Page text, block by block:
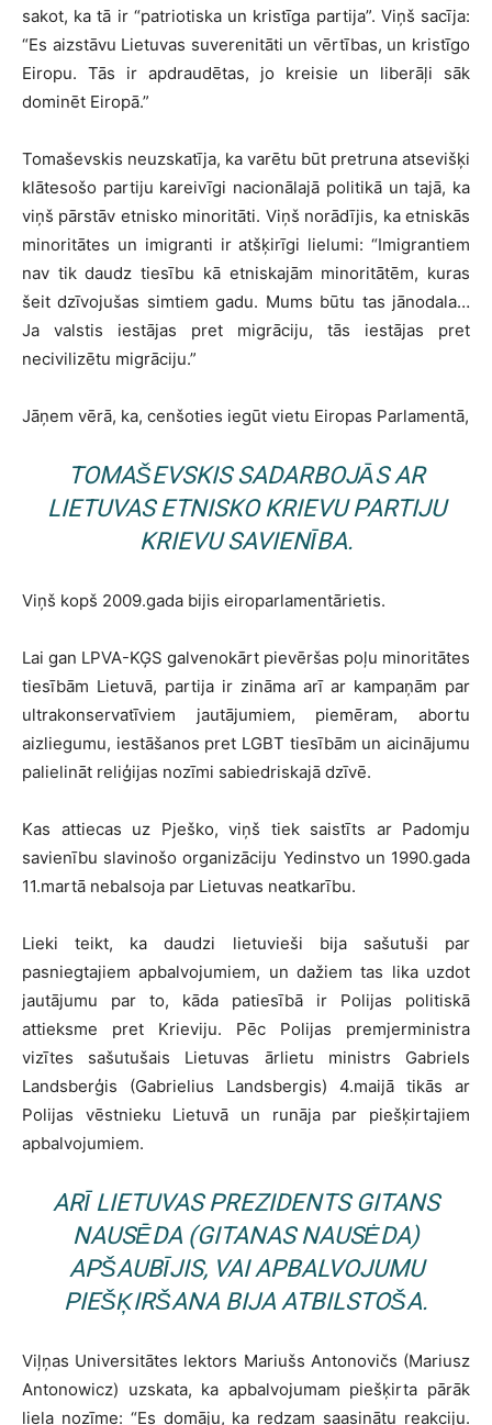
sakot, ka tā ir “patriotiska un kristīga partija”. Viņš sacīja:
“Es aizstāvu Lietuvas suverenitāti un vērtības, un kristīgo
Eiropu. Tās ir apdraudētas, jo kreisie un liberāļi sāk
dominēt Eiropā.”
Tomaševskis neuzskatīja, ka varētu būt pretruna atsevišķi
klātesošo partiju kareivīgi nacionālajā politikā un tajā, ka
viņš pārstāv etnisko minoritāti. Viņš norādījis, ka etniskās
minoritātes un imigranti ir atšķirīgi lielumi: “Imigrantiem
nav tik daudz tiesību kā etniskajām minoritātēm, kuras
šeit dzīvojušas simtiem gadu. Mums būtu tas jānodala…
Ja valstis iestājas pret migrāciju, tās iestājas pret
necivilizētu migrāciju.”
Jāņem vērā, ka, cenšoties iegūt vietu Eiropas Parlamentā,
TOMAŠEVSKIS SADARBOJĀS AR
LIETUVAS ETNISKO KRIEVU PARTIJU
KRIEVU SAVIENĪBA.
Viņš kopš 2009.gada bijis eiroparlamentārietis.
Lai gan LPVA-KĢS galvenokārt pievēršas poļu minoritātes
tiesībām Lietuvā, partija ir zināma arī ar kampaņām par
ultrakonservatīviem jautājumiem, piemēram, abortu
aizliegumu, iestāšanos pret LGBT tiesībām un aicinājumu
palielināt reliģijas nozīmi sabiedriskajā dzīvē.
Kas attiecas uz Pješko, viņš tiek saistīts ar Padomju
savienību slavinošo organizāciju Yedinstvo un 1990.gada
11.martā nebalsoja par Lietuvas neatkarību.
Lieki teikt, ka daudzi lietuvieši bija sašutuši par
pasniegtajiem apbalvojumiem, un dažiem tas lika uzdot
jautājumu par to, kāda patiesībā ir Polijas politiskā
attieksme pret Krieviju. Pēc Polijas premjerministra
vizītes sašutušais Lietuvas ārlietu ministrs Gabriels
Landsberģis (Gabrielius Landsbergis) 4.maijā tikās ar
Polijas vēstnieku Lietuvā un runāja par piešķirtajiem
apbalvojumiem.
ARĪ LIETUVAS PREZIDENTS GITANS
NAUSĒDA (GITANAS NAUSĖDA)
APŠAUBĪJIS, VAI APBALVOJUMU
PIEŠĶIRŠANA BIJA ATBILSTOŠA.
Viļņas Universitātes lektors Mariušs Antonovičs (Mariusz
Antonowicz) uzskata, ka apbalvojumam piešķirta pārāk
liela nozīme: “Es domāju, ka redzam saasinātu reakciju.